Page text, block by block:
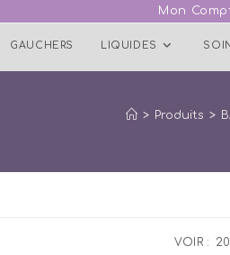
Mon
GAUCHERS LIQUIDES
> Produits >
VOIR : 20